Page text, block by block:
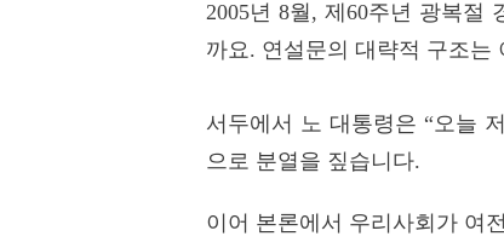
2005년 8월, 제60주년 광복절
까요. 연설문의 대략적 구조는
서두에서 노 대통령은 “오늘
으로 분열을 짚습니다.
이어 본론에서 우리사회가 여